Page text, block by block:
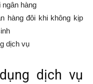
hàng
hàng đôi khi không kịp
dịch vụ
dịch vụ